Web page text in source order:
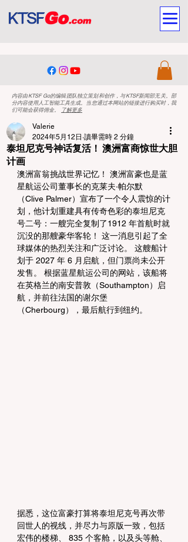
内容由KTSF Go的编辑团队独立策划和创作，与KTSF新闻部无关。部
分内容使用人工智能工具生成。当您通过本网站的链接进行购买时，我
们可能会获得佣金。
了解更多
泰坦尼克号神话复活！ 澳洲富商惊世大胆
计画
Valerie
2024年5月12日 讀畢需時 2 分鐘
澳洲富翁挑战世界记忆！ 澳洲富豪也是蓝
星航运公司董事长的克莱夫·帕尔默
（Clive Palmer）宣布了一个令人震惊的计
划，他计划重建具有传奇色彩的泰坦尼克
号二号：一艘完全复制了1912 年首航时就
沉没的那艘豪华客轮！ 这一消息引起了全
球媒体的热烈关注和广泛讨论。 这艘船计
划于 2027 年 6 月启航，但门票尚未公开
发售。 根据蓝星航运公司的网站，该船将
在英格兰的南安普敦（Southampton）启
航，并前往法国的谢尔堡
（Cherbourg），最后航行到纽约。
据悉，这位富豪打算将泰坦尼克号再次带
回世人的视线，并尽力与原版一致，包括
宏伟的楼梯、 835 个客舱，以及头等舱、